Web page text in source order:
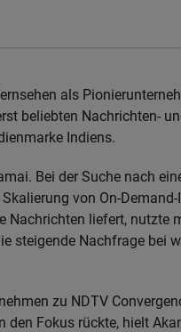
als
beliebten Nachrichten-
Indiens.
Bei der Suche nach
von On-
Nachrichten liefert, nutzte
steigende Nachfrage bei
zu NDTV
den Fokus rückte, hielt